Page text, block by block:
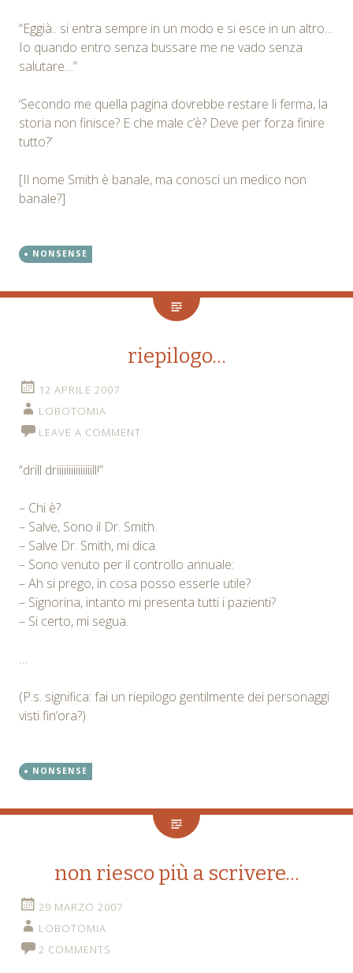
“Eggià.. si entra sempre in un modo e si esce in un altro…
Io quando entro senza bussare me ne vado senza
salutare…”
‘Secondo me quella pagina dovrebbe restare li ferma, la
storia non finisce? E che male c’è? Deve per forza finire
tutto?’
[Il nome Smith è banale, ma conosci un medico non
banale?]
NONSENSE
riepilogo…
12 APRILE 2007
LOBOTOMIA
LEAVE A COMMENT
“drill driiiiiiiiiiiiiiill!”
– Chi è?
– Salve, Sono il Dr. Smith.
– Salve Dr. Smith, mi dica.
– Sono venuto per il controllo annuale:
– Ah si prego, in cosa posso esserle utile?
– Signorina, intanto mi presenta tutti i pazienti?
– Si certo, mi segua.
…
(P.s. significa: fai un riepilogo gentilmente dei personaggi
visti fin’ora?)
NONSENSE
non riesco più a scrivere…
29 MARZO 2007
LOBOTOMIA
2 COMMENTS